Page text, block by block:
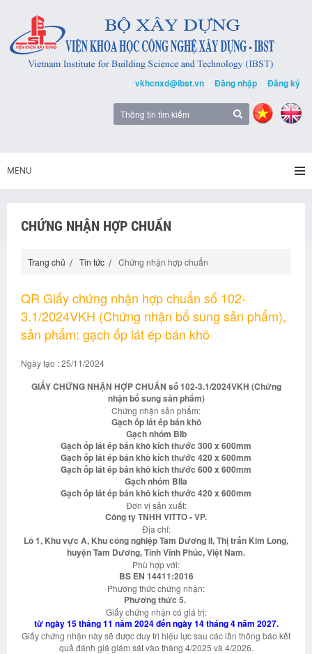
vkhcnxd@ibst.vn Đăng nhập Đăng ký
MENU
CHỨNG NHẬN HỢP CHUẨN
Trang chủ Tin tức Chứng nhận hợp chuẩn
QR Giấy chứng nhận hợp chuẩn số 102-
3.1/2024VKH (Chứng nhận bổ sung sản phẩm),
sản phẩm: gạch ốp lát ép bán khô
Ngày tạo : 25/11/2024
GIẤY CHỨNG NHẬN HỢP CHUẨN số 102-3.1/2024VKH (Chứng
nhận bổ sung sản phẩm)
Chứng nhận sản phẩm:
Gạch ốp lát ép bán khô
Gạch nhóm BIb
Gạch ốp lát ép bán khô kích thước 300 x 600mm
Gạch ốp lát ép bán khô kích thước 420 x 600mm
Gạch ốp lát ép bán khô kích thước 600 x 600mm
Gạch nhóm BIIa
Gạch ốp lát ép bán khô kích thước 420 x 600mm
Đơn vị sản xuất:
Công ty TNHH VITTO - VP.
Địa chỉ:
Lô 1, Khu vực A, Khu công nghiệp Tam Dương II, Thị trấn Kim Long,
huyện Tam Dương, Tỉnh Vĩnh Phúc, Việt Nam.
Phù hợp với:
BS EN 14411:2016
Phương thức chứng nhận:
Phương thức 5.
Giấy chứng nhận có giá trị:
từ ngày 15 tháng 11 năm 2024 đến ngày 14 tháng 4 năm 2027.
Giấy chứng nhận này sẽ được duy trì hiệu lực sau các lần thông báo kết
quả đánh giá giám sát vào tháng 4/2025 và 4/2026.